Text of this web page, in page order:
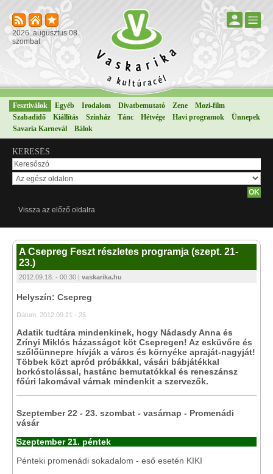
2026. augusztus 08.
szombat
Fesztiválok Egyéb Irodalom Divatbemutató Zene
Mozi-film
Szabadidő
Kiállítás Színház Tánc Hétvége Havi programok
Ünnepek
Savaria Karnevál
Bálok
KERESÉS
Vissza az előző oldalra
A Csepreg Feszt részletes programja (szept. 21-
23.)
2012.09.18. - 00:30 | vaskarika.hu
Helyszín: Csepreg
Dátum: 2012.09.21 - 23.
Adatik tudtára mindenkinek, hogy Nádasdy Anna és
Zrínyi Miklós házasságot köt Csepregen! Az esküvőre és
szőlőünnepre hívják a város és környéke apraját-nagyját!
Többek közt apród próbákkal, vásári bábjátékkal
borkóstolással, hastánc bemutatókkal és reneszánsz
főúri lakomával várnak mindenkit a szervezők.
Szeptember 22 - 23. szombat - vasárnap - Promenádi
vásár
Szeptember 21. péntek
Pénteki promenádi sokadalom - eső esetén KIKI